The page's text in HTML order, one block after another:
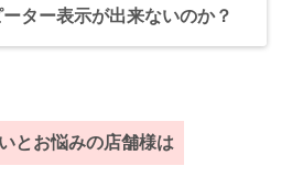
ター表示が出来ないのか？
とお悩みの店舗様は